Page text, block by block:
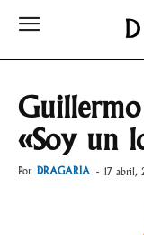
«Soy un
Por DRAGARIA - 17 abril,